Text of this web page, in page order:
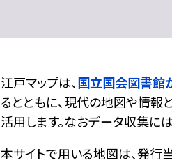
江戸マップは、 国立国会図書館
るとともに、現代の地図や情報
活用します。なおデータ収集に
本サイトで用いる地図は、発行